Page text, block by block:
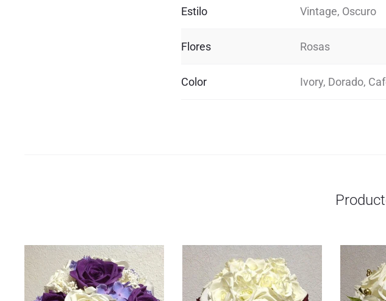
Estilo Vintage, Oscuro
Flores Rosas
Color Ivory, Dorado,